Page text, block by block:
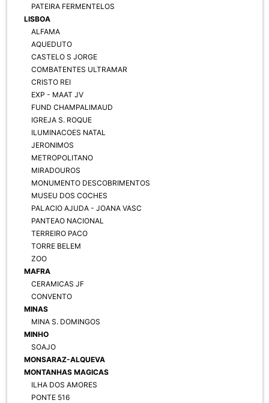
PATEIRA FERMENTELOS
LISBOA
ALFAMA
AQUEDUTO
CASTELO S JORGE
COMBATENTES ULTRAMAR
CRISTO REI
EXP - MAAT JV
FUND CHAMPALIMAUD
IGREJA S. ROQUE
ILUMINACOES NATAL
JERONIMOS
METROPOLITANO
MIRADOUROS
MONUMENTO DESCOBRIMENTOS
MUSEU DOS COCHES
PALACIO AJUDA - JOANA VASC
PANTEAO NACIONAL
TERREIRO PACO
TORRE BELEM
ZOO
MAFRA
CERAMICAS JF
CONVENTO
MINAS
MINA S. DOMINGOS
MINHO
SOAJO
MONSARAZ-ALQUEVA
MONTANHAS MAGICAS
ILHA DOS AMORES
PONTE 516